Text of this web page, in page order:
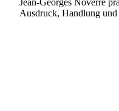
Ausdruck, Handlung